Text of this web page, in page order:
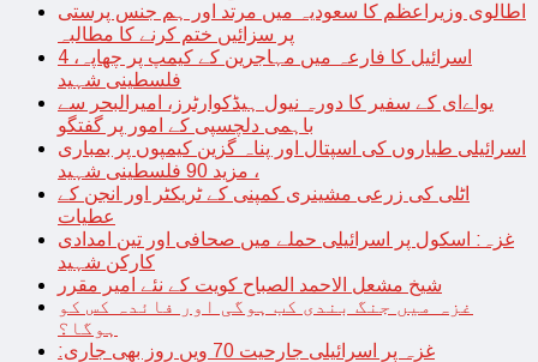
اطالوی وزیراعظم کا سعودیہ میں مرتد اور ہم جنس پرستی
پر سزائیں ختم کرنے کا مطالبہ
اسرائیل کا فارعہ میں مہاجرین کے کیمپ پر چھاپہ، 4
فلسطینی شہید
یواےای کے سفیر کا دورہ نیول ہیڈکوارٹرز، امیرالبحر سے
باہمی دلچسپی کے امور پر گفتگو
اسرائیلی طیاروں کی اسپتال اور پناہ گزین کیمپوں پر بمباری
، مزید 90 فلسطینی شہید
اٹلی کی زرعی مشینری کمپنی کے ٹریکٹر اور انجن کے
عطیات
غزہ: اسکول پر اسرائیلی حملے میں صحافی اور تین امدادی
کارکن شہید
شیخ مشعل الاحمد الصباح کویت کے نئے امیر مقرر
غزہ میں جنگ بندی کب ہوگی اور فائدہ کس کو
ہوگا؟
غزہ پر اسرائیلی جارحیت 70 ویں روز بھی جاری: